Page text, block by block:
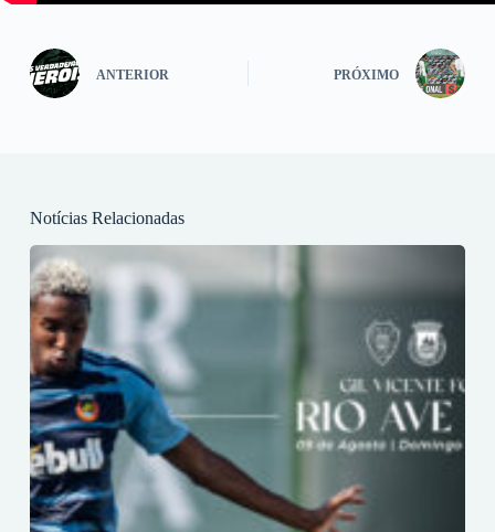
ANTERIOR PRÓXIMO
Notícias Relacionadas